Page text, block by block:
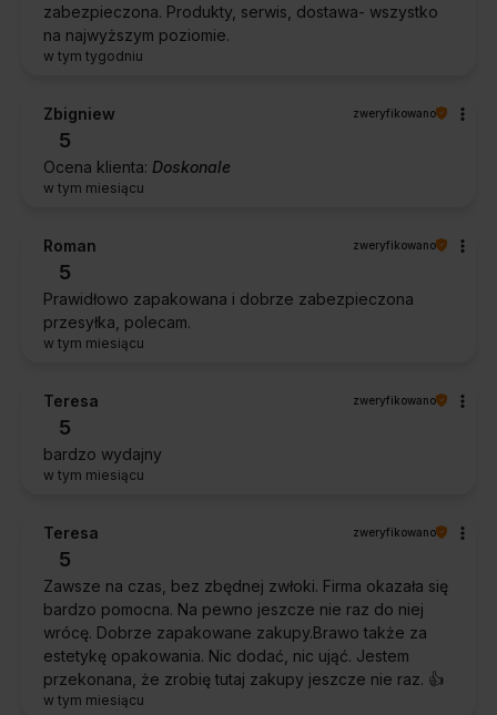
zabezpieczona. Produkty, serwis, dostawa- wszystko
na najwyższym poziomie.
w tym tygodniu
Zbigniew zweryfikowano
5
Ocena klienta: Doskonale
w tym miesiącu
Roman zweryfikowano
5
Prawidłowo zapakowana i dobrze zabezpieczona
przesyłka, polecam.
w tym miesiącu
Teresa zweryfikowano
5
bardzo wydajny
w tym miesiącu
Teresa zweryfikowano
5
Zawsze na czas, bez zbędnej zwłoki. Firma okazała się
bardzo pomocna. Na pewno jeszcze nie raz do niej
wrócę. Dobrze zapakowane zakupy.Brawo także za
estetykę opakowania. Nic dodać, nic ująć. Jestem
przekonana, że zrobię tutaj zakupy jeszcze nie raz. 👍️
w tym miesiącu